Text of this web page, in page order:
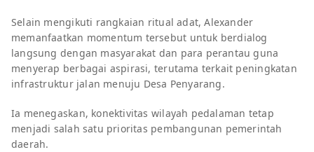
Selain mengikuti rangkaian ritual adat, Alexander
memanfaatkan momentum tersebut untuk berdialog
langsung dengan masyarakat dan para perantau guna
menyerap berbagai aspirasi, terutama terkait peningkatan
infrastruktur jalan menuju Desa Penyarang.
Ia menegaskan, konektivitas wilayah pedalaman tetap
menjadi salah satu prioritas pembangunan pemerintah
daerah.